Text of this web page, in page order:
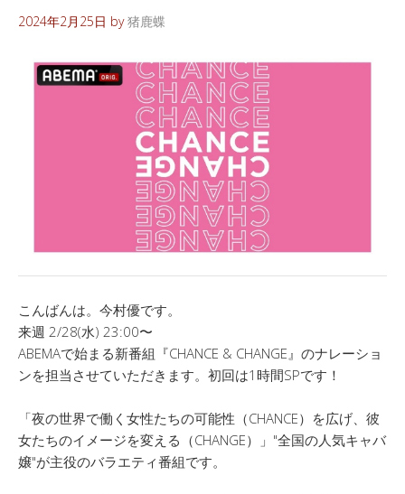
2024年2月25日 by猪鹿蝶
こんばんは。今村優です。
来週 2/28(水) 23:00〜
ABEMAで始まる新番組『CHANCE & CHANGE』のナレーショ
ンを担当させていただきます。初回は1時間SPです！
「夜の世界で働く女性たちの可能性（CHANCE）を広げ、彼
女たちのイメージを変える（CHANGE）」"全国の人気キャバ
嬢"が主役のバラエティ番組です。